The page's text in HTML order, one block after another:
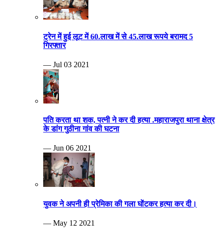
ट्रेन में हुई लूट में 60.लाख में से 45.लाख रूपये बरामद 5
गिरफ्तार
— Jul 03 2021
पति करता था शक, पत्नी ने कर दी हत्या .महाराजपुरा थाना क्षेत्र
के डांग गुठीना गांव की घटना
— Jun 06 2021
युवक ने अपनी ही प्रेमिका की गला घोंटकर हत्या कर दी।
— May 12 2021